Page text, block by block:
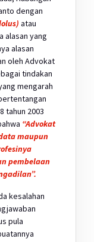
dengan
atau
alasan yang
alasan
oleh Advokat
tindakan
mengarah
tahun 2003
“Advokat
maupun
pembelaan
kesalahan
pula